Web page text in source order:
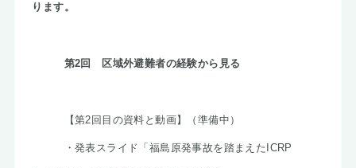
ります。
第2回 区域外避難者の経験から見る
【第2回目の資料と動画】（準備中）
・発表スライド「福島原発事故を踏まえたICRP